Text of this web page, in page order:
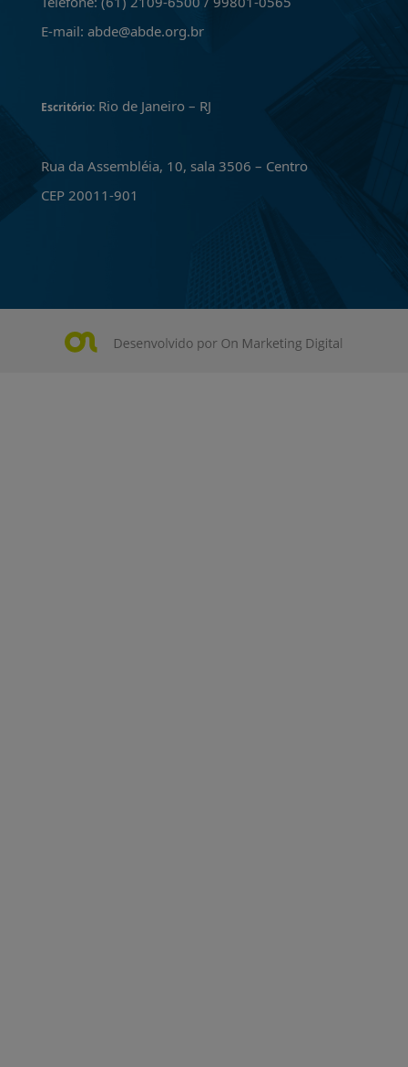
E-mail: abde@abde.org.br
Escritório:Rio de Janeiro – RJ
Rua da Assembléia, 10, sala 3506 – Centro
CEP 20011-901